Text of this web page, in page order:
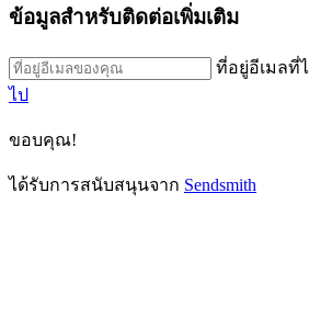
ข้อมูลสำหรับติดต่อเพิ่มเติม
ที่อยู่อีเมลที่
ไป
ขอบคุณ!
ได้รับการสนับสนุนจาก Sendsmith